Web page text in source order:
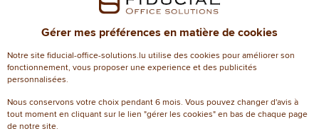
50F2X00, 50F2X0E - Haute
capacité - Noir
(78,73 € TTC)
EN STOCK, LIVRÉ EN 24/48H
Gérer mes préférences en matière de cookies
Notre site fiducial-office-solutions.lu utilise des cookies pour améliorer son
fonctionnement, vous proposer une experience et des publicités
personnalisées.
Nous conservons votre choix pendant 6 mois. Vous pouvez changer d'avis à
tout moment en cliquant sur le lien "gérer les cookies" en bas de chaque page
de notre site.